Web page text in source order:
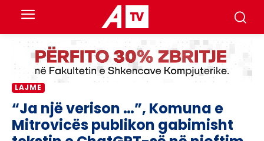
LAJME
“Ja një verison …”, Komuna e
Mitrovicës publikon gabimisht